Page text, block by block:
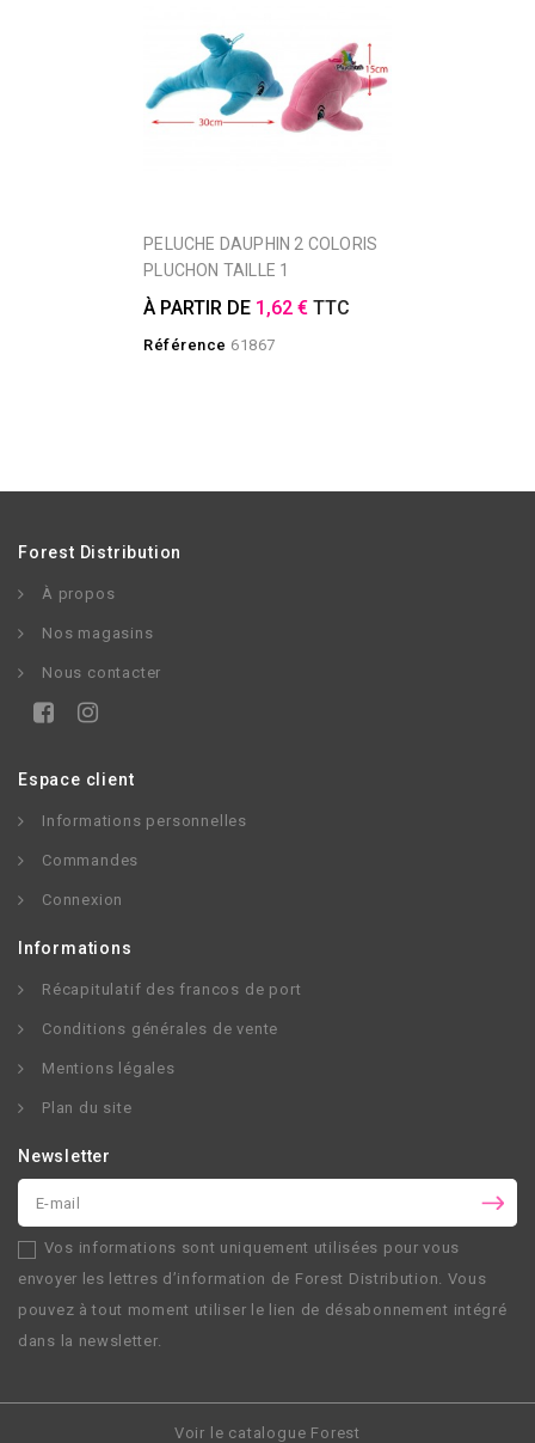
PELUCHE DAUPHIN 2 COLORIS
PLUCHON TAILLE 1
À PARTIR DE 1,62 € TTC
Référence 61867
Forest Distribution
À propos
Nos magasins
Nous contacter
Espace client
Informations personnelles
Commandes
Connexion
Informations
Récapitulatif des francos de port
Conditions générales de vente
Mentions légales
Plan du site
Newsletter
Vos informations sont uniquement utilisées pour vous
envoyer les lettres d’information de Forest Distribution. Vous
pouvez à tout moment utiliser le lien de désabonnement intégré
dans la newsletter.
Voir le catalogue Forest